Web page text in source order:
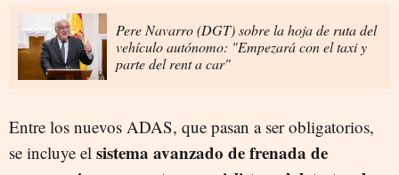
Pere Navarro (DGT) sobre la hoja de ruta del
vehículo autónomo: "Empezará con el taxi y
parte del rent a car"
Entre los nuevos ADAS, que pasan a ser obligatorios,
se incluye el sistema avanzado de frenada de